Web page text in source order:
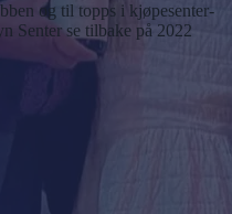
og til topps i kjøpesenter-
Senter se tilbake på 2022